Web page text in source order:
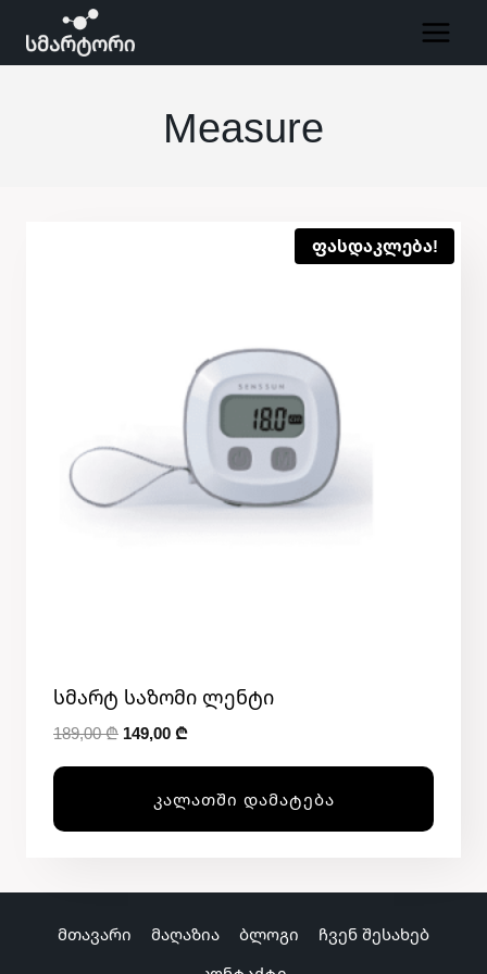
Measure
ფასდაკლება!
Სმარტ Საზომი Ლენტი
189,00₾ Original
189,00 ₾.
149,00₾Current
149,00 ₾.
ᲙᲐᲚᲐᲗᲨᲘ ᲓᲐᲛᲐᲢᲔᲑᲐ
მთავარი მაღაზია ბლოგი
ჩვენ შესახებ